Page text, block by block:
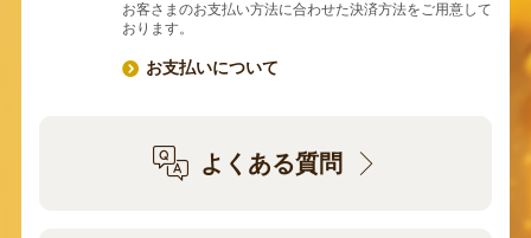
お客さまのお支払い方法に合わせた決済方法をご用意して
おります。
お支払いについて
よくある質問